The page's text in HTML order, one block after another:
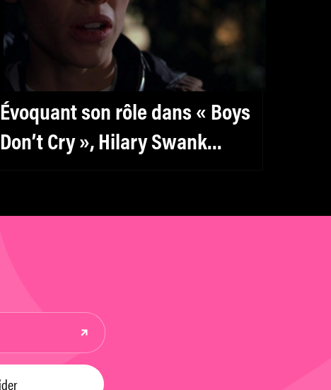
Évoquant son rôle dans « Boys
Don’t Cry », Hilary Swank